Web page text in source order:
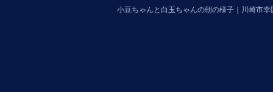
小豆ちゃんと白玉ちゃんの朝の様子｜川崎市